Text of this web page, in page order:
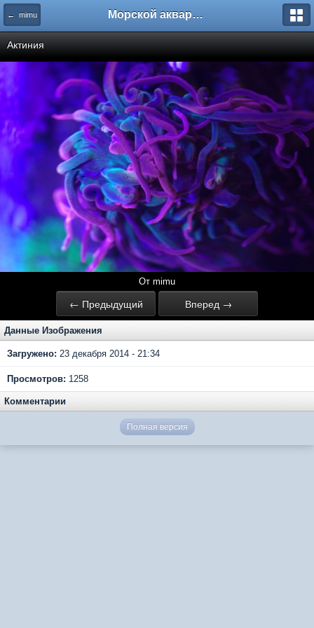
← mimu Морской аквариум. Форумы ReefCentral.ru
Актиния
От mimu
← Предыдущий Вперед →
Данные Изображения
Загружено: 23 декабря 2014 - 21:34
Просмотров: 1258
Комментарии
Полная версия